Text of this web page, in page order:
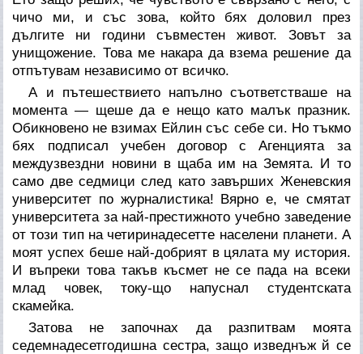
чичо ми, и със зова, който бях доловил през
дългите ни години съвместен живот. Зовът за
унищожение. Това ме накара да взема решение да
отпътувам независимо от всичко.
А и пътешествието напълно съответстваше на
момента — щеше да е нещо като малък празник.
Обикновено не взимах Ейлин със себе си. Но тъкмо
бях подписал учебен договор с Агенцията за
междузвездни новини в щаба им на Земята. И то
само две седмици след като завърших Женевския
университет по журналистика! Вярно е, че смятат
университета за най-престижното учебно заведение
от този тип на четиринадесетте населени планети. А
моят успех беше най-добрият в цялата му история.
И въпреки това такъв късмет не се пада на всеки
млад човек, току-що напуснал студентската
скамейка.
Затова не започнах да разпитвам моята
седемнадесетгодишна сестра, защо изведнъж й се